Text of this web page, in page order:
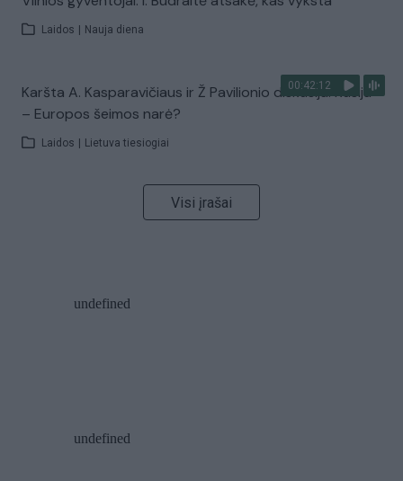
Laidos Nauja diena
00:42:12
Karšta A. Kasparavičiaus ir Ž Pavilionio diskusija: Rusija
– Europos šeimos narė?
Laidos Lietuva tiesiogiai
Visi įrašai